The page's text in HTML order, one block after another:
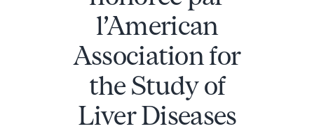
l’American
Association for
the Study of
Liver Diseases